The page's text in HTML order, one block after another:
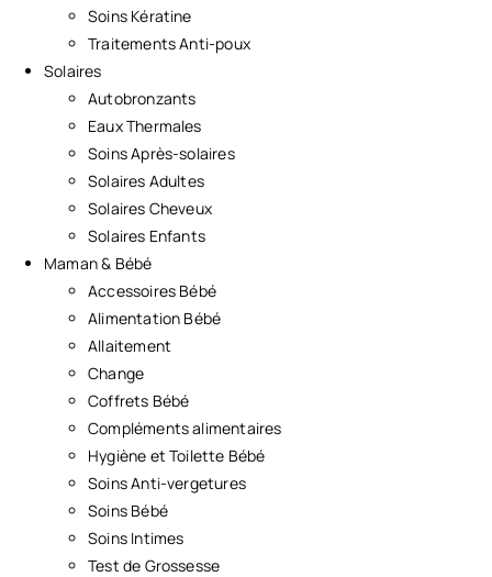
Soins Kératine
Traitements Anti-poux
Solaires
Autobronzants
Eaux Thermales
Soins Après-solaires
Solaires Adultes
Solaires Cheveux
Solaires Enfants
Maman & Bébé
Accessoires Bébé
Alimentation Bébé
Allaitement
Change
Coffrets Bébé
Compléments alimentaires
Hygiène et Toilette Bébé
Soins Anti-vergetures
Soins Bébé
Soins Intimes
Test de Grossesse